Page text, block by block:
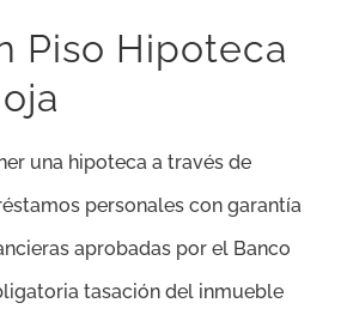
Piso Hipoteca
una hipoteca a través de
personales con garantía
aprobadas por el Banco
tasación del inmueble